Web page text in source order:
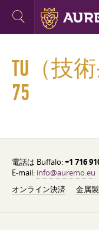
TU（技
75
電話は Buffalo:+1 716
E-mail: info@auremo.eu
オンライン決済
金属